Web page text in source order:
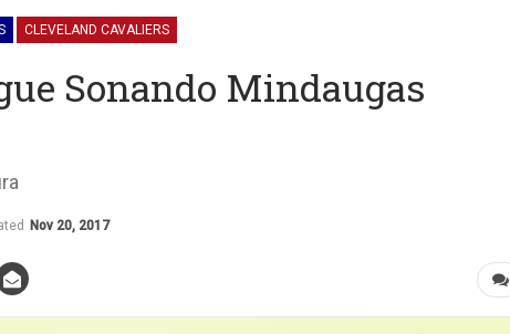
CLEVELAND CAVALIERS
Sonando Mindaugas
Nov 20, 2017